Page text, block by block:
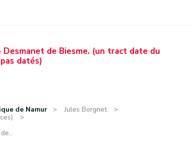
de Biesme. (un tract date du
datés)
de Namur
Jules Borgnet.